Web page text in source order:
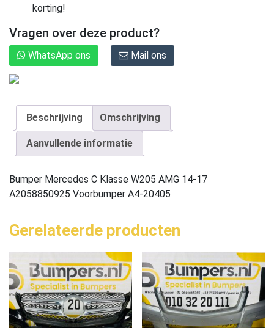
korting!
Vragen over deze product?
WhatsApp ons Mail ons
Beschrijving Omschrijving
Aanvullende informatie
Bumper Mercedes C Klasse W205 AMG 14-17
A2058850925 Voorbumper A4-20405
Gerelateerde producten